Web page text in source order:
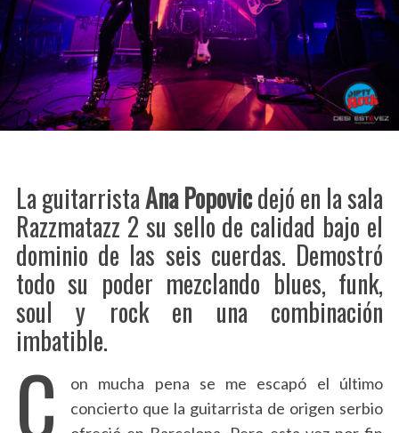
La guitarristaAna Popovicdejó en la sala
Razzmatazz 2 su sello de calidad bajo el
dominio de las seis cuerdas. Demostró
todo su poder mezclando blues, funk,
soul y rock en una combinación
imbatible.
C
on mucha pena se me escapó el último
concierto que la guitarrista de origen serbio